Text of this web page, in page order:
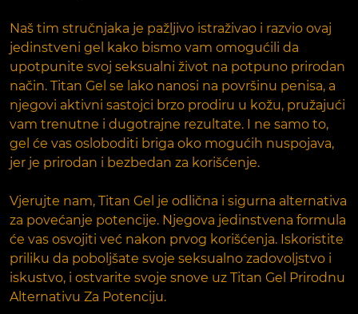
Naš tim stručnjaka je pažljivo istraživao i razvio ovaj
jedinstveni gel kako bismo vam omogućili da
upotpunite svoj seksualni život na potpuno prirodan
način. Titan Gel se lako nanosi na površinu penisa, a
njegovi aktivni sastojci brzo prodiru u kožu, pružajući
vam trenutne i dugotrajne rezultate. I ne samo to,
gel će vas osloboditi briga oko mogućih nuspojava,
jer je prirodan i bezbedan za korišćenje.
Vjerujte nam, Titan Gel je odlična i sigurna alternativa
za povećanje potencije. Njegova jedinstvena formula
će vas osvojiti već nakon prvog korišćenja. Iskoristite
priliku da poboljšate svoje seksualno zadovoljstvo i
iskustvo, i ostvarite svoje snove uz Titan Gel Prirodnu
Alternativu Za Potenciju.